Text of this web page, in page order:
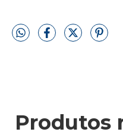
Produtos